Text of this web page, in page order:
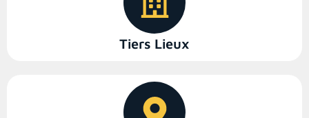
Tiers Lieux